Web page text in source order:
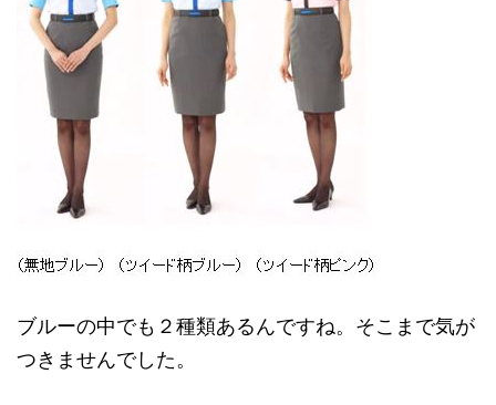
ブルーの中でも２種類あるんですね。そこまで気が
つきませんでした。